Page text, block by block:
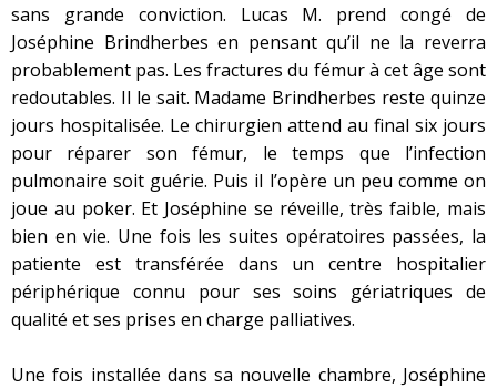
sans grande conviction. Lucas M. prend congé de
Joséphine Brindherbes en pensant qu’il ne la reverra
probablement pas. Les fractures du fémur à cet âge sont
redoutables. Il le sait. Madame Brindherbes reste quinze
jours hospitalisée. Le chirurgien attend au final six jours
pour réparer son fémur, le temps que l’infection
pulmonaire soit guérie. Puis il l’opère un peu comme on
joue au poker. Et Joséphine se réveille, très faible, mais
bien en vie. Une fois les suites opératoires passées, la
patiente est transférée dans un centre hospitalier
périphérique connu pour ses soins gériatriques de
qualité et ses prises en charge palliatives.
Une fois installée dans sa nouvelle chambre, Joséphine